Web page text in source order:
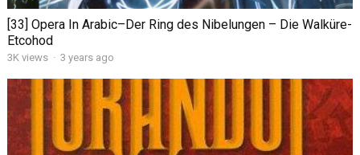
[33] Opera In Arabic–Der Ring des Nibelungen – Die Walküre-
Etcohod
3K views · 3 years ago